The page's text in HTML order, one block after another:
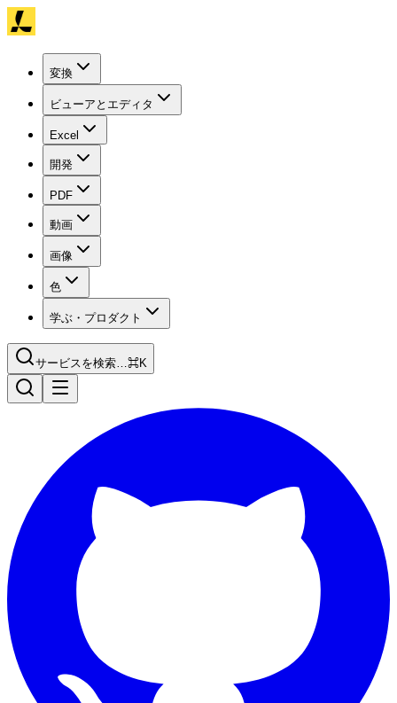
変換
ビューアとエディタ
Excel
開発
PDF
動画
画像
色
学ぶ・プロダクト
サービスを検索…⌘K